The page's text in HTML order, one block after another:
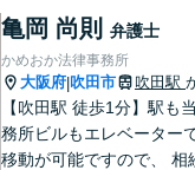
亀岡 尚則 弁護士
かめおか法律事務所
大阪府|吹田市 吹田駅
【吹田駅 徒歩1分】駅も
務所ビルもエレベーター
移動が可能ですので、 相